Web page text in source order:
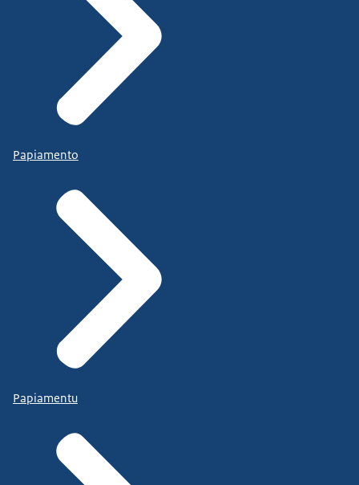
Papiamento
Papiamentu